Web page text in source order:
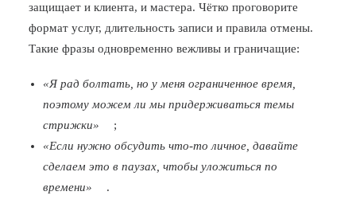
защищает и клиента, и мастера. Чётко проговорите
формат услуг, длительность записи и правила отмены.
Такие фразы одновременно вежливы и граничащие:
«Я рад болтать, но у меня ограниченное время,
поэтому можем ли мы придерживаться темы
стрижки»
;
«Если нужно обсудить что-то личное, давайте
сделаем это в паузах, чтобы уложиться по
времени»
.